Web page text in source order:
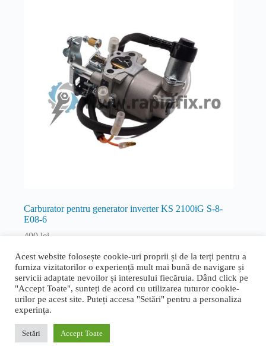
Carburator pentru generator inverter KS 2100iG S-8-
E08-6
400 lei
Inverter
Adaugă în coș
Termeni și condiții generale
cookie| Livrare, retur și garanție
Proudly designed byBogdan Bucur
Acest website folosește cookie-uri proprii și de la terți pentru a
furniza vizitatorilor o experiență mult mai bună de navigare și
servicii adaptate nevoilor și interesului fiecăruia. Dând click pe
"Accept Toate", sunteți de acord cu utilizarea tuturor cookie-
urilor pe acest site. Puteți accesa "Setări" pentru a personaliza
experința.
Setări Accept Toate